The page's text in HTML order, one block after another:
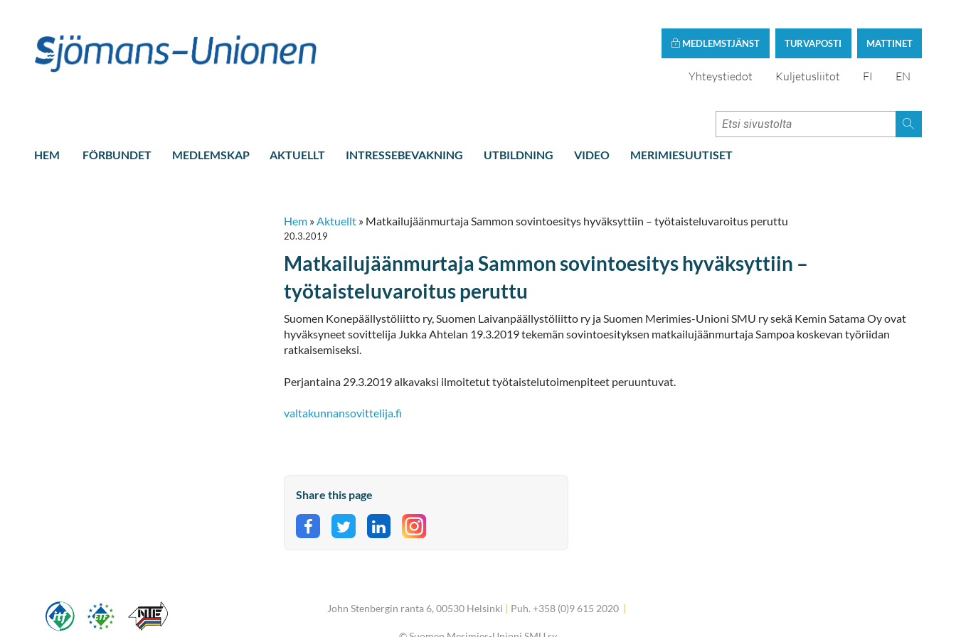
MATTINET
TURVAPOSTI
MEDLEMSTJÄNST
Yhteystiedot Kuljetusliitot FI EN
HEM FÖRBUNDET MEDLEMSKAP AKTUELLT INTRESSEBEVAKNING UTBILDNING VIDEO MERIMIESUUTISET
Hem »Aktuellt » Matkailujäänmurtaja Sammon sovintoesitys hyväksyttiin – työtaisteluvaroitus peruttu
20.3.2019
Matkailujäänmurtaja Sammon sovintoesitys hyväksyttiin –
työtaisteluvaroitus peruttu
Suomen Konepäällystöliitto ry, Suomen Laivanpäällystöliitto ry ja Suomen Merimies-Unioni SMU ry sekä Kemin Satama Oy ovat
hyväksyneet sovittelija Jukka Ahtelan 19.3.2019 tekemän sovintoesityksen matkailujäänmurtaja Sampoa koskevan työriidan
ratkaisemiseksi.
Perjantaina 29.3.2019 alkavaksi ilmoitetut työtaistelutoimenpiteet peruuntuvat.
valtakunnansovittelija.fi
Share this page
Share on Facebook
Share on Twitter
Share on LinkedIn
John Stenbergin ranta 6, 00530 Helsinki | Puh. +358 (0)9 615 2020 |